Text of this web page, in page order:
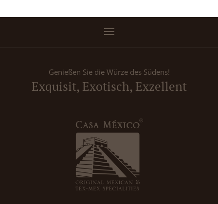
Genießen Sie die Würze des Südens!
Exquisit, Exotisch, Exzellent